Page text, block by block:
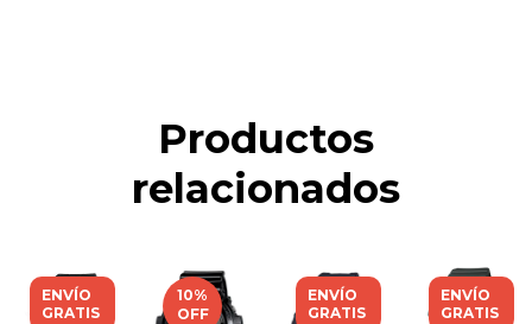
Productos
relacionados
ENVÍO
GRATIS
10%
OFF
ENVÍO
GRATIS
ENVÍO
GRATIS